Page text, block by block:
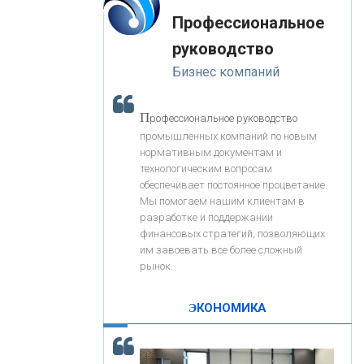
«ЗАПСИБКОМБАНК»
«РОСЕВРОБАНК»
«ПРЕСС-СЛУЖБА ВТБ24»
«АВТОГРАДБАНК»
«ПРОМРЕГИОНБАНК»
ОНАС
КОНТАКТЫ
корость - один из главных трендов в
кредитовании бизнеса - «Интервью»
-- Лучшее, что можно сделать с хорошим советом, это
пропустить его мимо ушей. Он никогда не бывает
полезен никому, кроме того, кто его дал.
-- Люблю давать советы и очень не люблю, когда их
дают мне.
Профессиональное
руководство
Бизнес компаний
Профессиональное руководство
промышленных компаний по новым
нормативным документам и
технологическим вопросам
обеспечивает постоянное процветание.
Мы помогаем нашим клиентам в
разработке и поддержании
финансовых стратегий, позволяющих
им завоевать все более сложный
рынок.
ЭКОНОМИКА